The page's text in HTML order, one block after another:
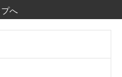
へ